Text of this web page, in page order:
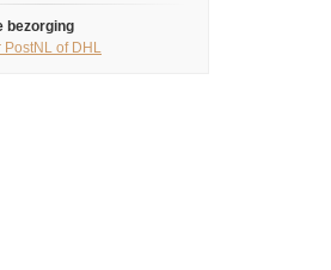
bezorging
PostNL of DHL